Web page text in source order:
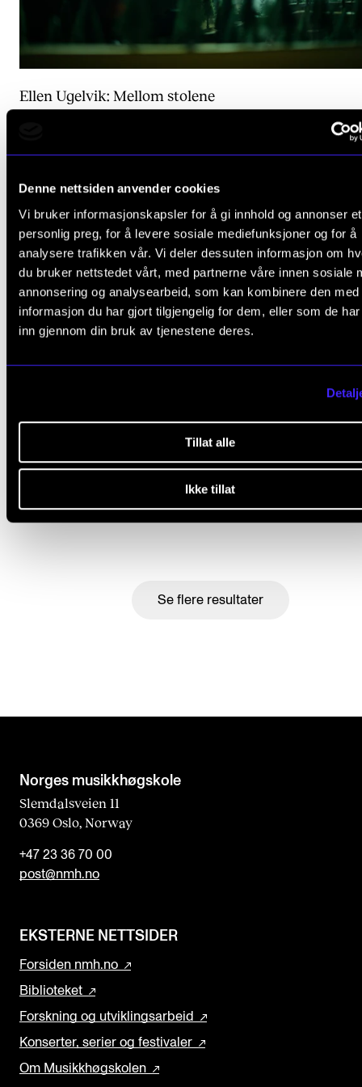
Denne nettsiden anvender cookies
Vi bruker informasjonskapsler for å gi innhold og annonser et
personlig preg, for å levere sosiale mediefunksjoner og for å
analysere trafikken vår. Vi deler dessuten informasjon om
du bruker nettstedet vårt, med partnerne våre innen sosiale
annonsering og analysearbeid, som kan kombinere den med
informasjon du har gjort tilgjengelig for dem, eller som de
inn gjennom din bruk av tjenestene deres.
Tillat alle
Ikke tillat
Ellen Ugelvik: Mellom stolene
Vivianne Sydnes: Ikke så redd for å gjøre feil
9. des. 2025
Se flere resultater
Norges musikk­høgskole
Slemdalsveien 11
0369 Oslo, Norway
+47 23 36 70 00
post@nmh.no
EKSTERNE NETTSIDER
Forsiden nmh.no
Biblioteket
Forskning og utviklingsarbeid
Konserter, serier og festivaler
Om Musikkhøgskolen